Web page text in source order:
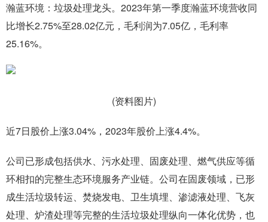
瀚蓝环境：垃圾处理龙头。2023年第一季度瀚蓝环境营收同
比增长2.75%至28.02亿元，毛利润为7.05亿，毛利率
25.16%。
(资料图片)
近7日股价上涨3.04%，2023年股价上涨4.4%。
公司已形成包括供水、污水处理、固废处理、燃气供应等循
环相扣的完整生态环境服务产业链。公司在固废领域，已形
成生活垃圾转运、焚烧发电、卫生填埋、渗滤液处理、飞灰
处理、炉渣处理等完整的生活垃圾处理纵向一体化优势，也